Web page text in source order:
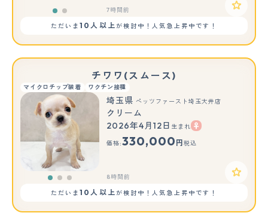
7時間前
ただいま10人以上が検討中！人気急上昇中です！
チワワ(スムース)
マイクロチップ装着 ワクチン接種
もっと見る
埼玉県 ペッツファースト埼玉大井店
クリーム
2026年4月12日 生まれ
価格:330,000 円 税込
8時間前
ただいま10人以上が検討中！人気急上昇中です！